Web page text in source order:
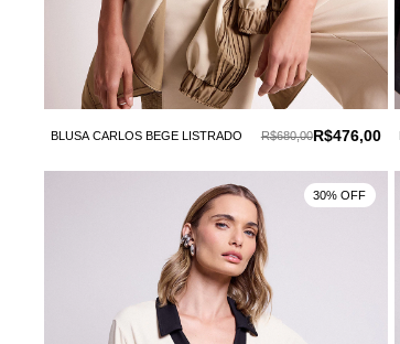
BLUSA CARLOS BEGE LISTRADO R$476,00
R$680,00
30% OFF